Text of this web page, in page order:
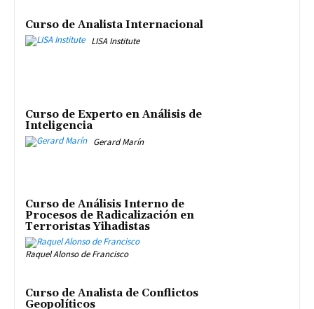
Curso de Analista Internacional
LISA Institute
Curso de Experto en Análisis de
Inteligencia
Gerard Marín
Curso de Análisis Interno de
Procesos de Radicalización en
Terroristas Yihadistas
Raquel Alonso de Francisco
Curso de Analista de Conflictos
Geopolíticos